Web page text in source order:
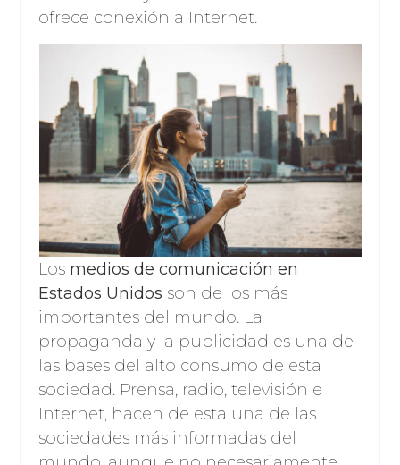
ofrece conexión a Internet.
Los medios de comunicación en
Estados Unidos son de los más
importantes del mundo. La
propaganda y la publicidad es una de
las bases del alto consumo de esta
sociedad. Prensa, radio, televisión e
Internet, hacen de esta una de las
sociedades más informadas del